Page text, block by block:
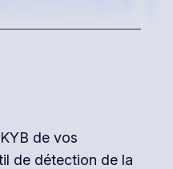
de vos
de détection de la